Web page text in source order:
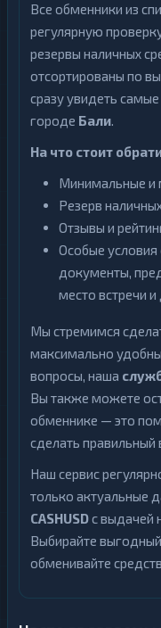
Все обменники из
регулярную
резервы наличных
отсортированы по
сразу увидеть
городе Бали.
На что стоит
Минимальные и
Резерв
Отзывы и
Особые
документы,
место встречи и
Мы стремимся
максимально
вопросы, наша
Вы также можете
обменнике — это
сделать правильный
Наш сервис
только актуальные
CASHUSDс выдачей
Выбирайте
обменивайте